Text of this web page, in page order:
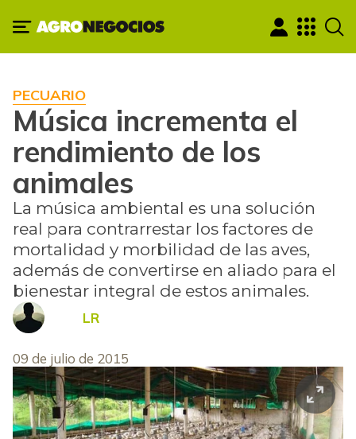
PECUARIO
Música incrementa el
rendimiento de los
animales
La música ambiental es una solución
real para contrarrestar los factores de
mortalidad y morbilidad de las aves,
además de convertirse en aliado para el
bienestar integral de estos animales.
LR
09 de julio de 2015